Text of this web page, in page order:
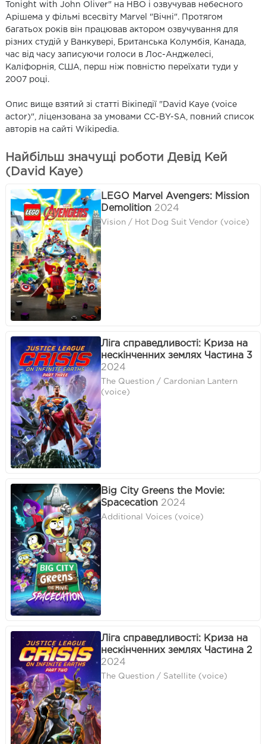
Tonight with John Oliver" на HBO і озвучував небесного
Арішема у фільмі всесвіту Marvel "Вічні". Протягом
багатьох років він працював актором озвучування для
різних студій у Ванкувері, Британська Колумбія, Канада,
час від часу записуючи голоси в Лос-Анджелесі,
Каліфорнія, США, перш ніж повністю переїхати туди у
2007 році.
Опис вище взятий зі статті Вікіпедії "David Kaye (voice
actor)", ліцензована за умовами CC-BY-SA, повний список
авторів на сайті Wikipedia.
Найбільш значущі роботи Девід Кей
(David Kaye)
LEGO Marvel Avengers: Mission
Demolition 2024
Vision / Hot Dog Suit Vendor (voice)
Ліга справедливості: Криза на
нескінченних землях Частина 3
2024
The Question / Cardonian Lantern
(voice)
Big City Greens the Movie:
Spacecation 2024
Additional Voices (voice)
Ліга справедливості: Криза на
нескінченних землях Частина 2
2024
The Question / Satellite (voice)